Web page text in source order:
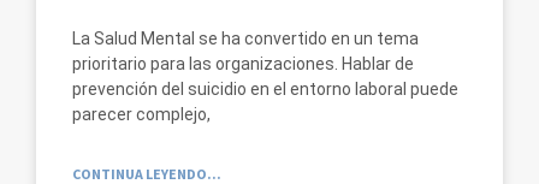
La Salud Mental se ha convertido en un tema
prioritario para las organizaciones. Hablar de
prevención del suicidio en el entorno laboral puede
parecer complejo,
CONTINUA LEYENDO...